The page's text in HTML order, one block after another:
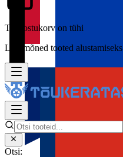
Teie ostukorv on tühi
Lisa mõned tooted alustamiseks
Otsi: